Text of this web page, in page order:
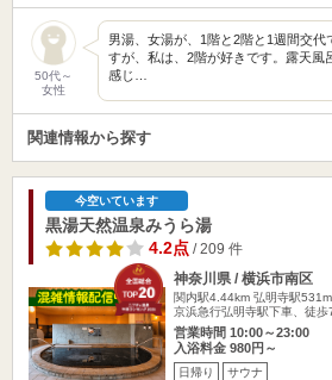
50代～
女性
男湯、女湯が、1階と2階と1週間交代
すが、私は、2階が好きです。露天風
感じ…
関連情報から探す
今空いています
黒湯天然温泉みうら湯
4.2点/ 209 件
神奈川県 / 横浜市南区
関内駅4.44km 弘明寺駅531m
京浜急行弘明寺駅下車、徒歩
営業時間 10:00～23:00
入浴料金 980円～
日帰り サウナ